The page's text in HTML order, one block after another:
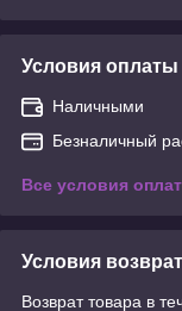
Условия оплаты
Наличными
Безналичный
Все условия
Условия
Возврат товара в